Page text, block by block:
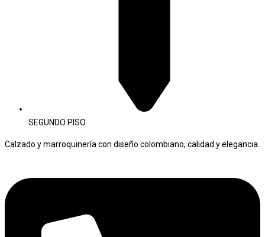
SEGUNDO PISO
Calzado y marroquinería con diseño colombiano, calidad y elegancia.